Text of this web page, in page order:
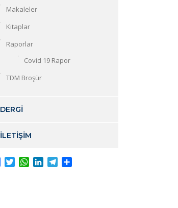
Makaleler
Kitaplar
Raporlar
Covid 19 Rapor
TDM Broşür
DERGİ
İLETİŞİM
Facebook
TwitterWhatsApp
LinkedInTelegram